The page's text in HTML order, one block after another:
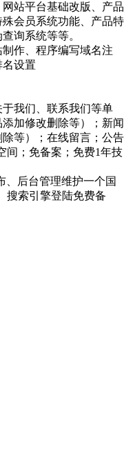
站平台基础改版、产品
会员系统功能、产品特
询系统等等。
作、程序编写域名注
设置
我们、联系我们等单
加修改删除等）；新闻
等）；在线留言；公告
间；免备案；免费1年技
、后台管理维护一个国
搜索引擎登陆免费备